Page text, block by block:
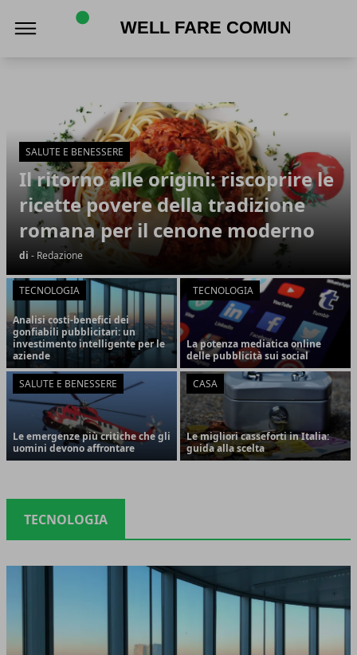
Articoli in Evidenza
SALUTE E BENESSERE
Il ritorno alle origini: riscoprire le
ricette povere della tradizione
romana per il cenone moderno
di - Redazione
TECNOLOGIA
Analisi costi-benefici dei
gonfiabili pubblicitari: un
investimento intelligente per le
aziende
TECNOLOGIA
La potenza mediatica online
delle pubblicità sui social
SALUTE E BENESSERE
Le emergenze più critiche che gli
uomini devono affrontare
CASA
Le migliori casseforti in Italia:
guida alla scelta
TECNOLOGIA